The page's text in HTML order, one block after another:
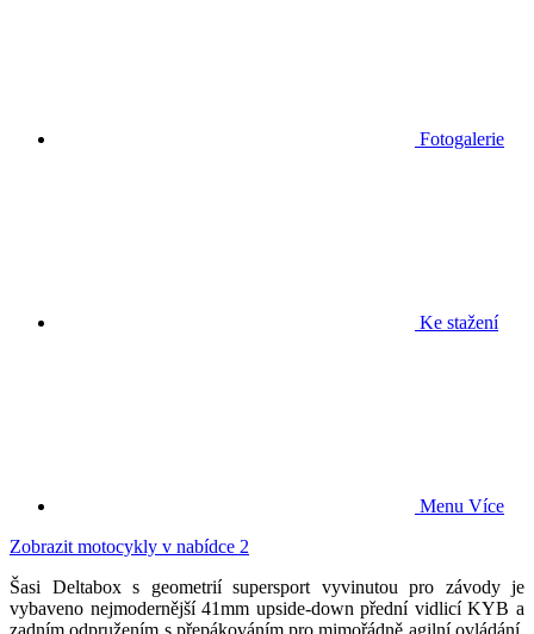
Fotogalerie
Ke stažení
Menu Více
Zobrazit motocykly v nabídce 2
Šasi Deltabox s geometrií supersport vyvinutou pro závody je
vybaveno nejmodernější 41mm upside-down přední vidlicí KYB a
zadním odpružením s přepákováním pro mimořádně agilní ovládání.